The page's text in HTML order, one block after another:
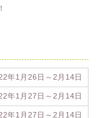
年1月26日～2月14日
年1月27日～2月14日
年1月27日～2月14日